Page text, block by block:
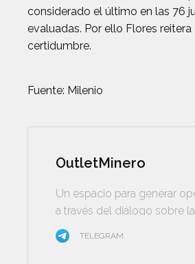
considerado el último en las 76
evaluadas. Por ello Flores
certidumbre.
Fuente: Milenio
OutletMinero
Un espacio para generar
a través del diálogo sobre
minera
TELEGRAM